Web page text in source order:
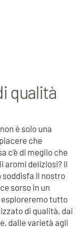
qualità
è solo una
che
c'è di meglio che
aromi deliziosi? Il
il nostro
sorso in un
tutto
di qualità, dai
dalle varietà agli